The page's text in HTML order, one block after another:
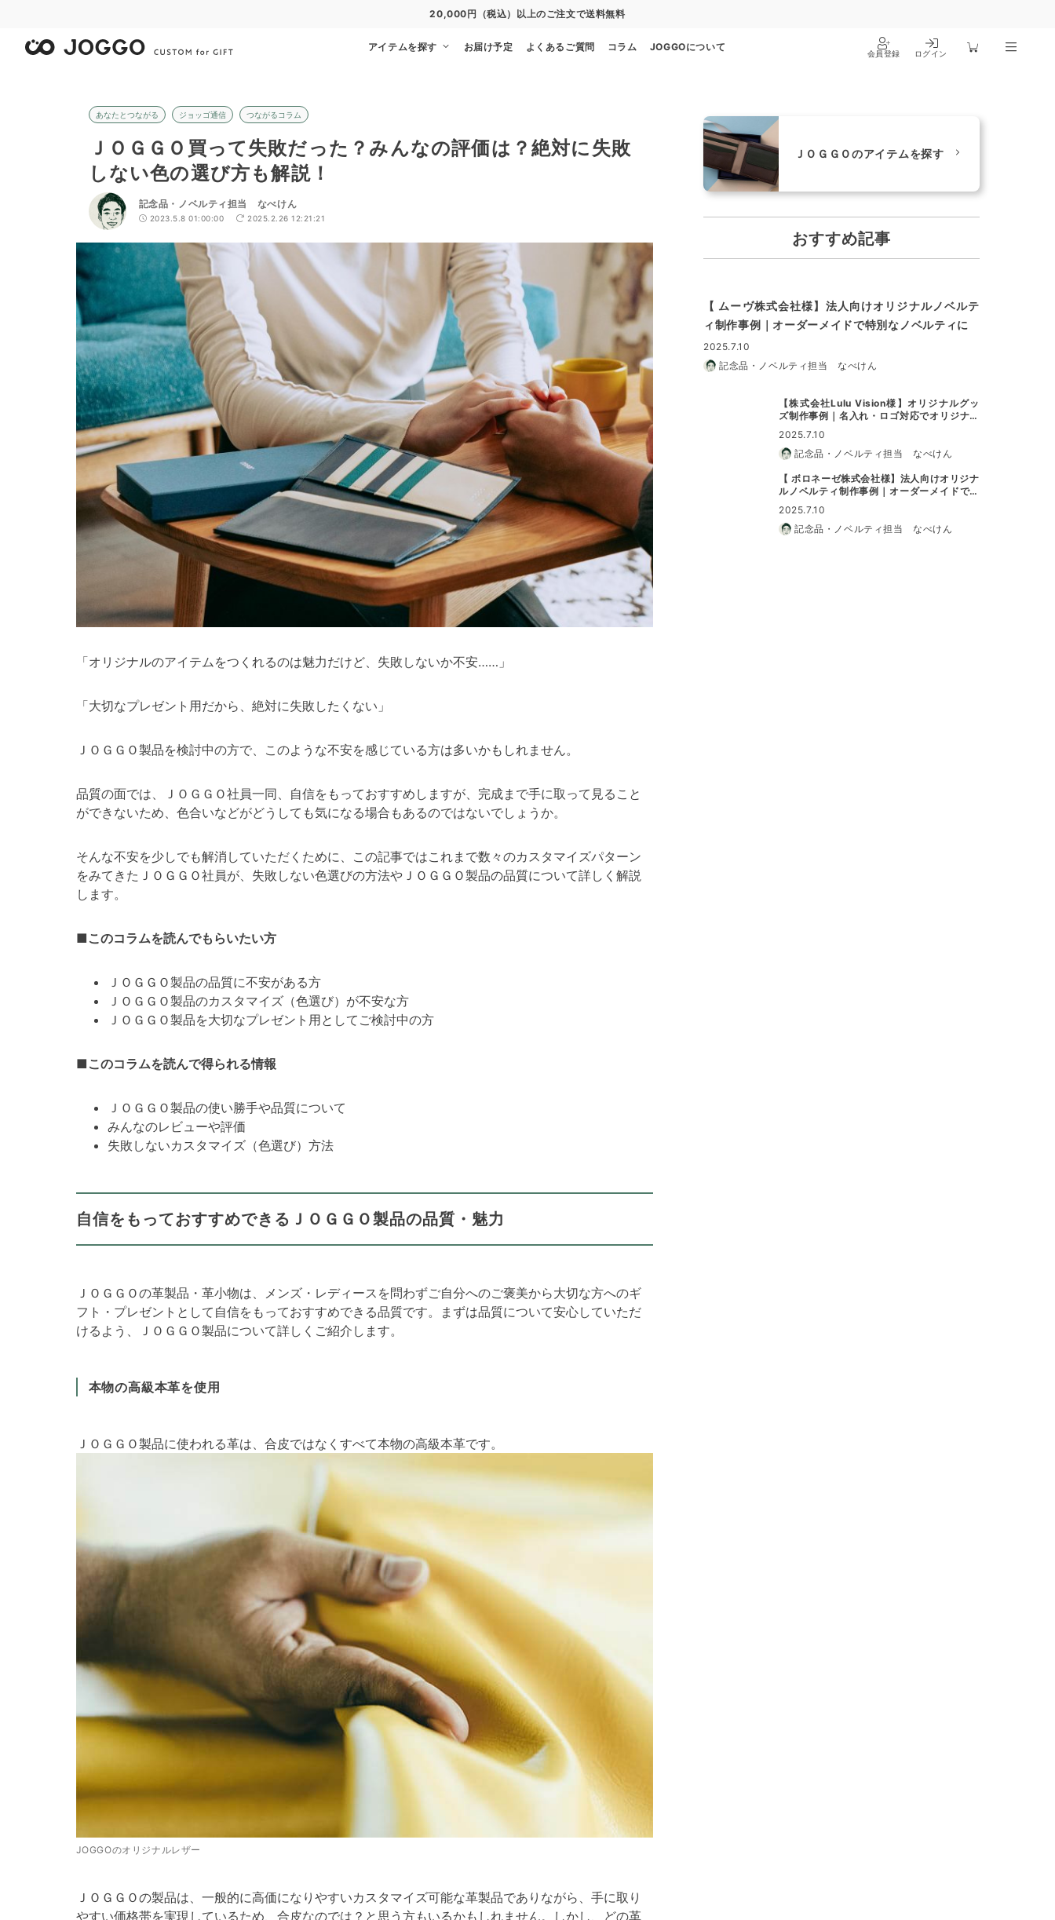
20,000円（税込）以上のご注文で送料無料
アイテムを探す お届け予定 よくあるご質問 コラム JOGGOについて
会員登録 ログイン
あなたとつながる ジョッゴ通信 つながるコラム
ＪＯＧＧＯ買って失敗だった？みんなの評価は？絶対に失敗
しない色の選び方も解説！
記念品・ノベルティ担当 なべけん
2023.5.8 01:00:00 2025.2.26 12:21:21
「オリジナルのアイテムをつくれるのは魅力だけど、失敗しないか不安……」
「大切なプレゼント用だから、絶対に失敗したくない」
ＪＯＧＧＯ製品を検討中の方で、このような不安を感じている方は多いかもしれません。
品質の面では、ＪＯＧＧＯ社員一同、自信をもっておすすめしますが、完成まで手に取って見ること
ができないため、色合いなどがどうしても気になる場合もあるのではないでしょうか。
そんな不安を少しでも解消していただくために、この記事ではこれまで数々のカスタマイズパターン
をみてきたＪＯＧＧＯ社員が、失敗しない色選びの方法やＪＯＧＧＯ製品の品質について詳しく解説
します。
■このコラムを読んでもらいたい方
ＪＯＧＧＯ製品の品質に不安がある方
ＪＯＧＧＯ製品のカスタマイズ（色選び）が不安な方
ＪＯＧＧＯ製品を大切なプレゼント用としてご検討中の方
■このコラムを読んで得られる情報
ＪＯＧＧＯ製品の使い勝手や品質について
みんなのレビューや評価
失敗しないカスタマイズ（色選び）方法
自信をもっておすすめできるＪＯＧＧＯ製品の品質・魅力
ＪＯＧＧＯの革製品・革小物は、メンズ・レディースを問わずご自分へのご褒美から大切な方へのギ
フト・プレゼントとして自信をもっておすすめできる品質です。まずは品質について安心していただ
けるよう、ＪＯＧＧＯ製品について詳しくご紹介します。
本物の高級本革を使用
ＪＯＧＧＯ製品に使われる革は、合皮ではなくすべて本物の高級本革です。
JOGGOのオリジナルレザー
ＪＯＧＧＯの製品は、一般的に高価になりやすいカスタマイズ可能な革製品でありながら、手に取り
やすい価格帯を実現しているため、合皮なのでは？と思う方もいるかもしれません。しかし、どの革
ＪＯＧＧＯのアイテムを探す
おすすめ記事
【 ムーヴ株式会社様】法人向けオリジナルノベルテ
ィ制作事例｜オーダーメイドで特別なノベルティに
2025.7.10
記念品・ノベルティ担当 なべけん
【株式会社Lulu Vision様】オリジナルグッ
ズ制作事例｜名入れ・ロゴ対応でオリジナル
グッズに最適
2025.7.10
記念品・ノベルティ担当 なべけん
【 ボロネーゼ株式会社様】法人向けオリジナ
ルノベルティ制作事例｜オーダーメイドで特
別なノベルティに
2025.7.10
記念品・ノベルティ担当 なべけん